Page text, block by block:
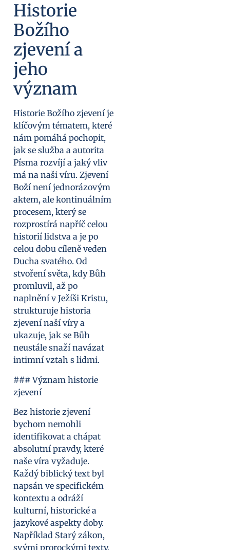
Historie
Božího
zjevení a
jeho
význam
Historie Božího zjevení je
klíčovým tématem, které
nám pomáhá pochopit,
jak se služba a autorita
Písma rozvíjí a jaký vliv
má na naši víru. Zjevení
Boží není jednorázovým
aktem, ale kontinuálním
procesem, který se
rozprostírá napříč celou
historií lidstva a je po
celou dobu cíleně veden
Ducha svatého. Od
stvoření světa, kdy Bůh
promluvil, až po
naplnění v Ježíši Kristu,
strukturuje historia
zjevení naší víry a
ukazuje, jak se Bůh
neustále snaží navázat
intimní vztah s lidmi.
### Význam historie
zjevení
Bez historie zjevení
bychom nemohli
identifikovat a chápat
absolutní pravdy, které
naše víra vyžaduje.
Každý biblický text byl
napsán ve specifickém
kontextu a odráží
kulturní, historické a
jazykové aspekty doby.
Například Starý zákon,
svými prorockými texty,